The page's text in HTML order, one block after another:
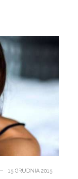
15 GRUDNIA 2015